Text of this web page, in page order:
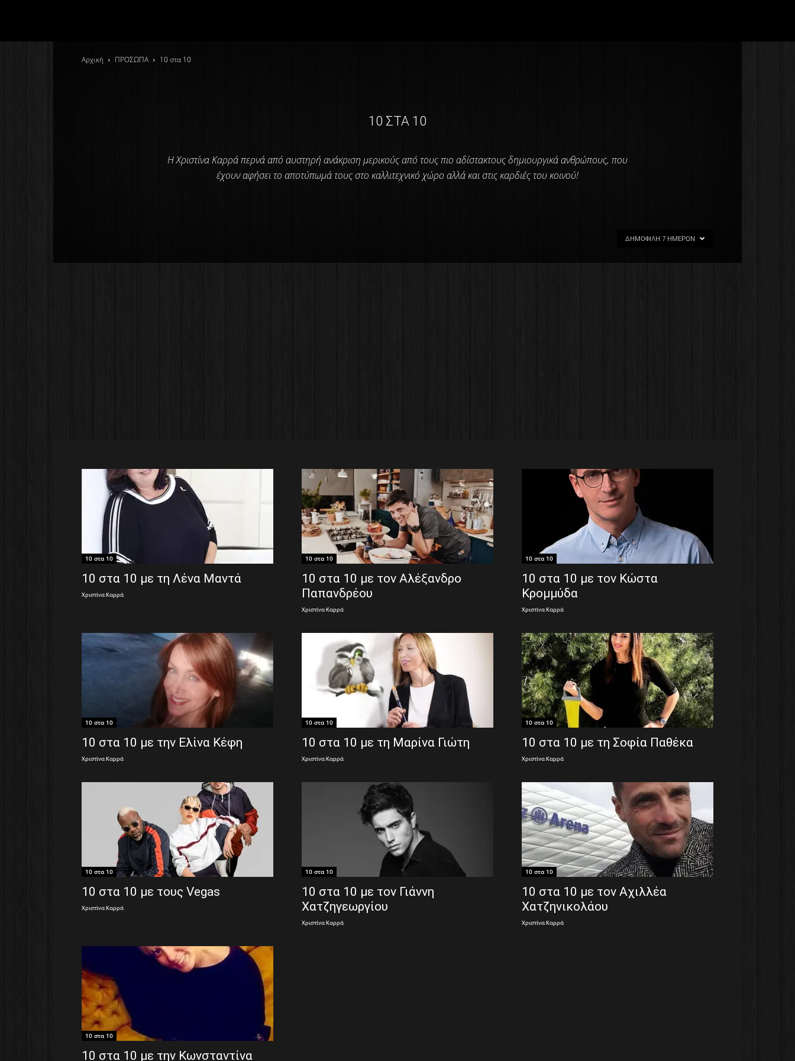
Αρχική ΠΡΟΣΩΠΑ 10 στα 10
10 ΣΤΑ 10
Η Χριστίνα Καρρά περνά από αυστηρή ανάκριση μερικούς από τους πιο αδίστακτους δημιουργικά ανθρώπους, που
έχουν αφήσει το αποτύπωμά τους στο καλλιτεχνικό χώρο αλλά και στις καρδιές του κοινού!
ΔΗΜΟΦΙΛΉ 7 ΗΜΕΡΏΝ
10 στα 10
10 στα 10 με τη Λένα Μαντά
Χριστίνα Καρρά
10 στα 10
10 στα 10 με τον Αλέξανδρο
Παπανδρέου
Χριστίνα Καρρά
10 στα 10
10 στα 10 με τον Κώστα
Κρομμύδα
Χριστίνα Καρρά
10 στα 10
10 στα 10 με την Ελίνα Κέφη
Χριστίνα Καρρά
10 στα 10
10 στα 10 με τη Μαρίνα Γιώτη
Χριστίνα Καρρά
10 στα 10
10 στα 10 με τη Σοφία Παθέκα
Χριστίνα Καρρά
10 στα 10
10 στα 10 με τους Vegas
Χριστίνα Καρρά
10 στα 10
10 στα 10 με τον Γιάννη
Χατζηγεωργίου
Χριστίνα Καρρά
10 στα 10
10 στα 10 με τον Αχιλλέα
Χατζηνικολάου
Χριστίνα Καρρά
10 στα 10
10 στα 10 με την Κωνσταντίνα